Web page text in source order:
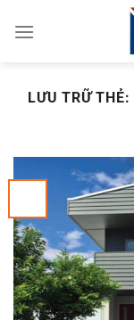
đến
LƯU TRỮ THẺ: